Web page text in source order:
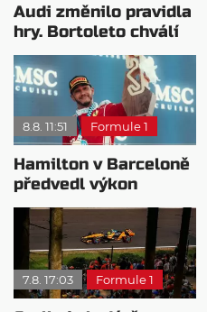
Audi změnilo pravidla
hry. Bortoleto chválí
nový tým i jeho
mentalitu
8.8. 11:51 Formule 1
Hamilton v Barceloně
předvedl výkon
pravého šampiona
7.8. 17:03 Formule 1